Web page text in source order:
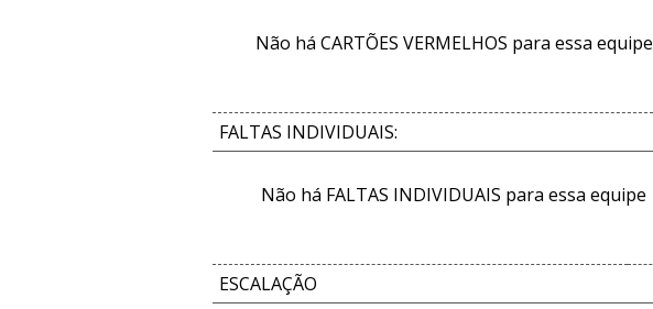
Não há CARTÕES VERMELHOS para essa equipe
FALTAS INDIVIDUAIS:
Não há FALTAS INDIVIDUAIS para essa equipe
ESCALAÇÃO